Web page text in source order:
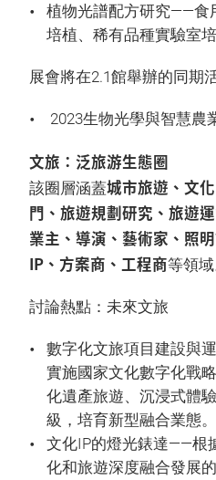
植物光譜配方研究——食
培植、稀有品種實驗室
展會將在2.1館舉辦的同期
2023生物光學與智慧農
文旅：泛旅游生態圈
該圈層涵蓋城市旅遊、文
門、旅遊規劃研究、旅遊
業主、導演、藝術家、照
IP、方案商、工程商等領域
討論熱點：未來文旅
數字化文旅項目建設與
實施國家文化數字化戰
化遺產旅遊、沉浸式體
級，培育新型融合業態。
文化IP的燈光錶達——根
化和旅遊深度融合發展